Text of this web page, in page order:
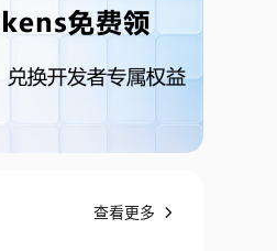
查看更多